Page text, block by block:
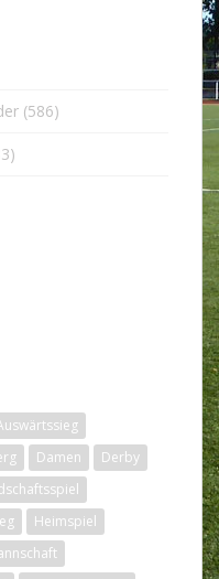
(586)
Damen
Derby
Heimspiel